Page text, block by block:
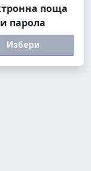
поща
и парола
Избери